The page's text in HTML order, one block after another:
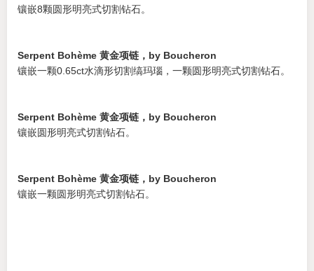
镶嵌8颗圆形明亮式切割钻石。
Serpent Bohème 黄金项链，by Boucheron
镶嵌一颗0.65ct水滴形切割缟玛瑙，一颗圆形明亮式切割钻石。
Serpent Bohème 黄金项链，by Boucheron
镶嵌圆形明亮式切割钻石。
Serpent Bohème 黄金项链，by Boucheron
镶嵌一颗圆形明亮式切割钻石。